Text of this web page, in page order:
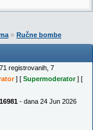
» Ručne bombe
registrovanih, 7
] [ Supermoderator] [
16981 - dana 24 Jun 2026